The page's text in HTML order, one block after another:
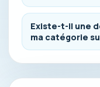
Existe-t-il une
ma catégorie